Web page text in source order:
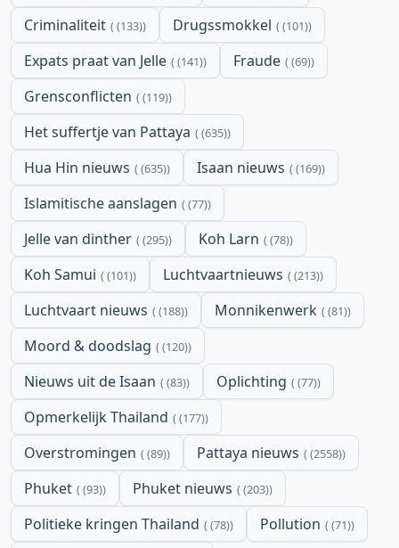
Criminaliteit (133) Drugssmokkel (101)
Expats praat van Jelle (141) Fraude (69)
Grensconflicten (119)
Het suffertje van Pattaya (635)
Hua Hin nieuws (635) Isaan nieuws (169)
Islamitische aanslagen (77)
Jelle van dinther (295) Koh Larn (78)
Koh Samui (101) Luchtvaartnieuws (213)
Luchtvaart nieuws (188) Monnikenwerk (81)
Moord & doodslag (120)
Nieuws uit de Isaan (83) Oplichting (77)
Opmerkelijk Thailand (177)
Overstromingen (89) Pattaya nieuws (2558)
Phuket (93) Phuket nieuws (203)
Politieke kringen Thailand (78) Pollution (71)